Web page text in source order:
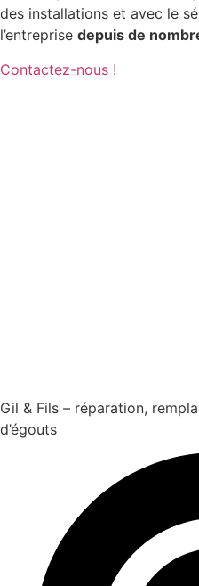
des installations et avec le
l’entreprise depuis de
Contactez-nous !
Gil & Fils – réparation,
d’égouts